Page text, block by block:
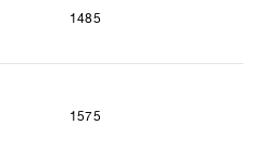
1485
1575